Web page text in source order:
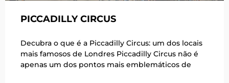
PICCADILLY CIRCUS
Decubra o que é a Piccadilly Circus: um dos locais
mais famosos de Londres Piccadilly Circus não é
apenas um dos pontos mais emblemáticos de